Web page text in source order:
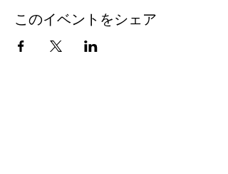
このイベントをシェア